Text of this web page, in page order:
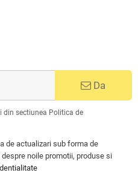
Da
din sectiunea Politica de
de actualizari sub forma de
noile promotii, produse si